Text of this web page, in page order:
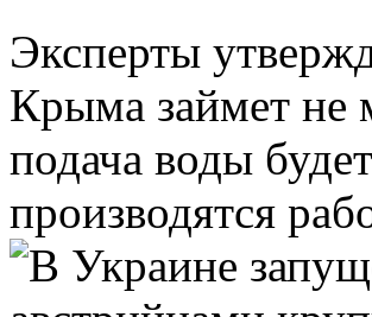
Эксперты
Крыма займет не
подача воды
производятся